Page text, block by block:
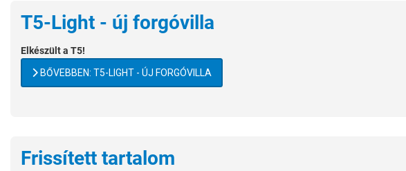
T5-Light - új forgóvilla
Elkészült a T5!
BŐVEBBEN: T5-LIGHT - ÚJ FORGÓVILLA
Frissített tartalom